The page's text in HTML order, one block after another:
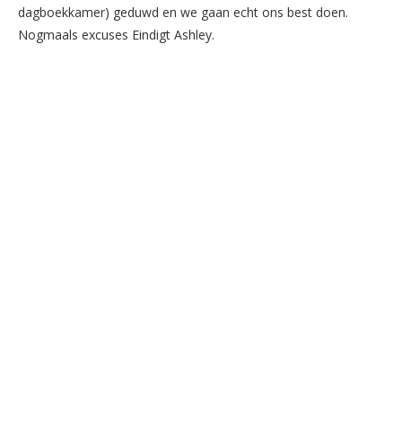
dagboekkamer) geduwd en we gaan echt ons best doen.
Nogmaals excuses Eindigt Ashley.